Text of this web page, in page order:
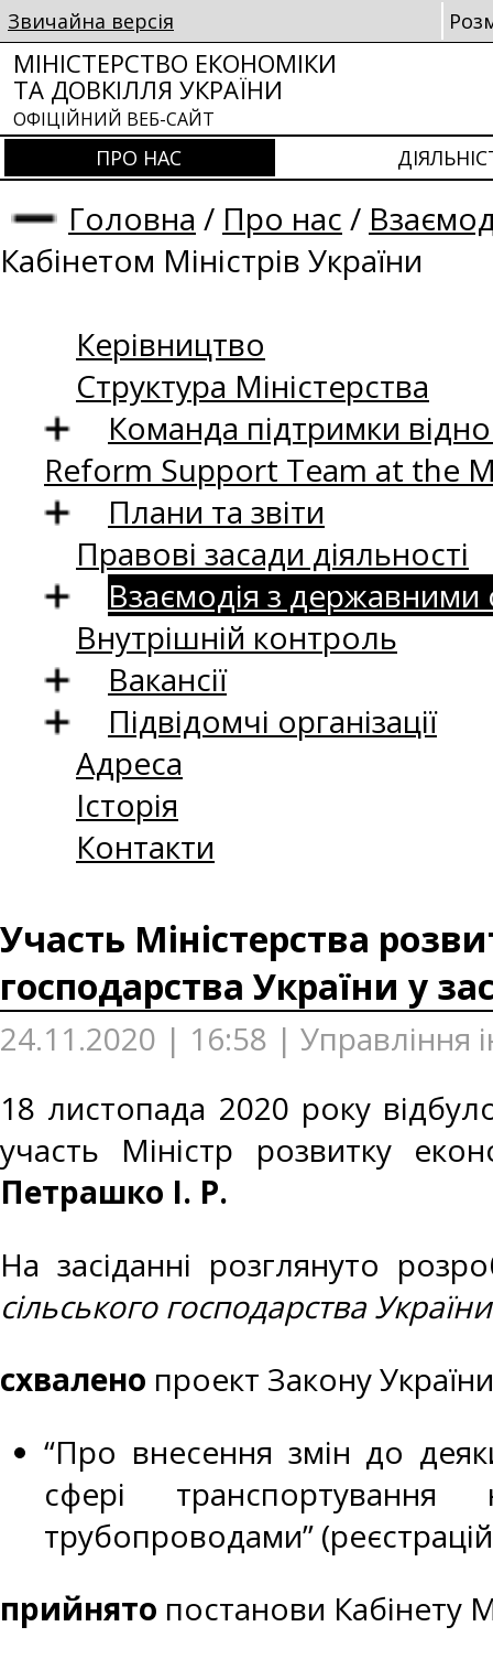
Звичайна версія
МІНІСТЕРСТВО ЕКОНОМІКИ
ТА ДОВКІЛЛЯ УКРАЇНИ
ОФІЦІЙНИЙ ВЕБ-САЙТ
ПРО НАС
Головна / Про нас /
Кабінетом Міністрів України
Керівництво
Структура Міністерства
Команда підтримки
Reform Support Team at the
Плани та звіти
Правові засади діяльності
Взаємодія з
Внутрішній контроль
Вакансії
Підвідомчі організації
Адреса
Історія
Контакти
Участь Міністерства
господарства України у
24.11.2020 | 16:58 | Управління
18 листопада 2020 року
участь Міністр розвитку
Петрашко І. Р.
На засіданні розглянуто
сільського господарства України
схвалено проект Закону
“Про внесення змін до
сфері транспортування
трубопроводами”
прийнято постанови Кабінету